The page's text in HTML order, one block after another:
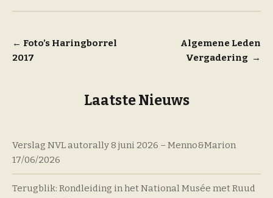
Bericht
navigatie
← Foto’s Haringborrel
2017
Algemene Leden
Vergadering →
Laatste Nieuws
Verslag NVL autorally 8 juni 2026 – Menno&Marion
17/06/2026
Terugblik: Rondleiding in het National Musée met Ruud